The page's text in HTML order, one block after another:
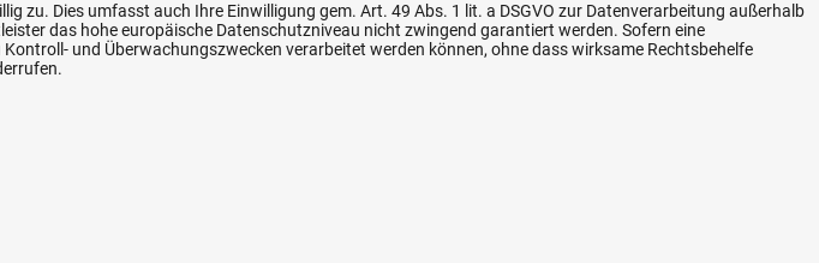
Vorteile
meist am selben Tag
Flexible Zahlung
zu. Dies umfasst auch Ihre Einwilligung gem. Art. 49 Abs. 1 lit. a DSGVO zur Datenverarbeitung außerhalb
das hohe europäische Datenschutzniveau nicht zwingend garantiert werden. Sofern eine
und Überwachungszwecken verarbeitet werden können, ohne dass wirksame Rechtsbehelfe